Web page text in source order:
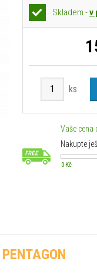
Skladem -v
ks
Vaše cena
Nakupte
0 Kč